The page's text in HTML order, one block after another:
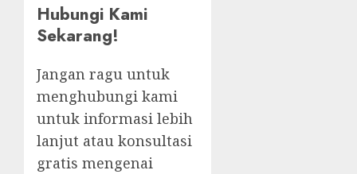
Hubungi Kami
Sekarang!
Jangan ragu untuk
menghubungi kami
untuk informasi lebih
lanjut atau konsultasi
gratis mengenai